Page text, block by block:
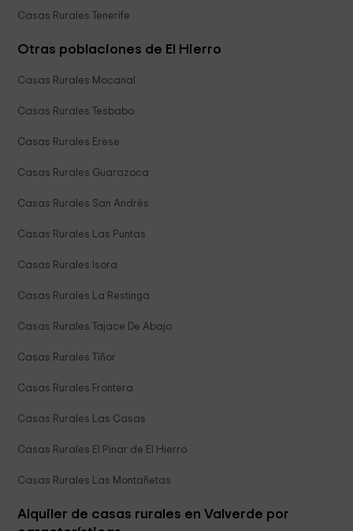
Casas Rurales Tenerife
Otras poblaciones de El Hierro
Casas Rurales Mocanal
Casas Rurales Tesbabo
Casas Rurales Erese
Casas Rurales Guarazoca
Casas Rurales San Andrés
Casas Rurales Las Puntas
Casas Rurales Isora
Casas Rurales La Restinga
Casas Rurales Tajace De Abajo
Casas Rurales Tiñor
Casas Rurales Frontera
Casas Rurales Las Casas
Casas Rurales El Pinar de El Hierro
Casas Rurales Las Montañetas
Alquiler de casas rurales en Valverde por